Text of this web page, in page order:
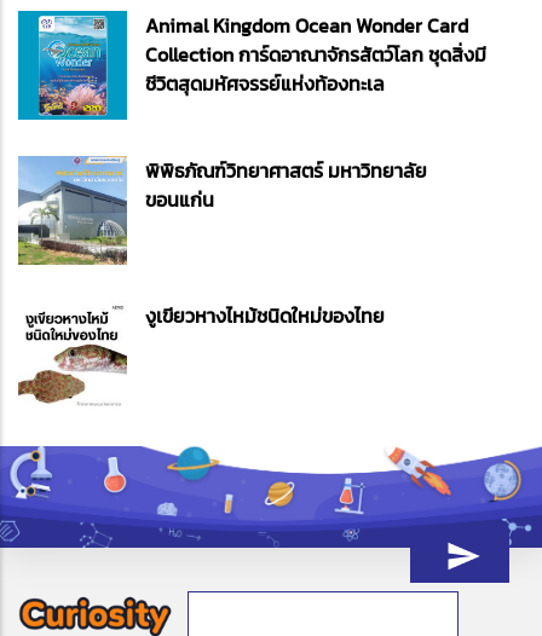
Animal Kingdom Ocean Wonder Card
Collection การ์ดอาณาจักรสัตว์โลก ชุดสิ่งมี
ชีวิตสุดมหัศจรรย์แห่งท้องทะเล
พิพิธภัณฑ์วิทยาศาสตร์ มหาวิทยาลัย
ขอนแก่น
งูเขียวหางไหม้ชนิดใหม่ของไทย